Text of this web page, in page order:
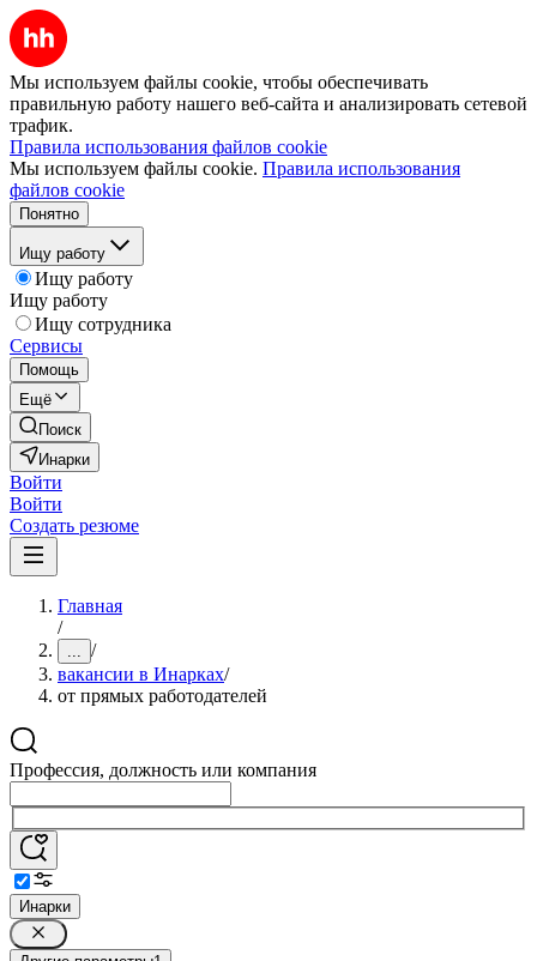
Мы используем файлы cookie, чтобы обеспечивать
правильную работу нашего веб-сайта и анализировать сетевой
трафик.
Правила использования файлов cookie
Мы используем файлы cookie. Правила использования
файлов cookie
Понятно
Ищу работу
Ищу работу
Ищу работу
Ищу сотрудника
Сервисы
Помощь
Ещё
Поиск
Инарки
Войти
Войти
Создать резюме
Главная
/
... /
вакансии в Инарках/
от прямых работодателей
Профессия, должность или компания
Инарки